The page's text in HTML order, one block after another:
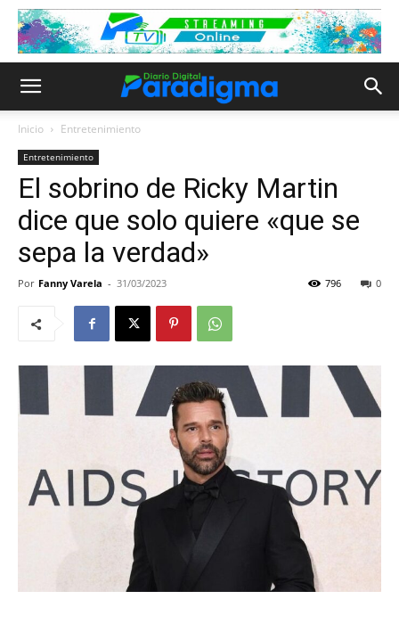
Inicio Entretenimiento
Entretenimiento
El sobrino de Ricky Martin
dice que solo quiere «que se
sepa la verdad»
Por Fanny Varela - 31/03/2023 0
796